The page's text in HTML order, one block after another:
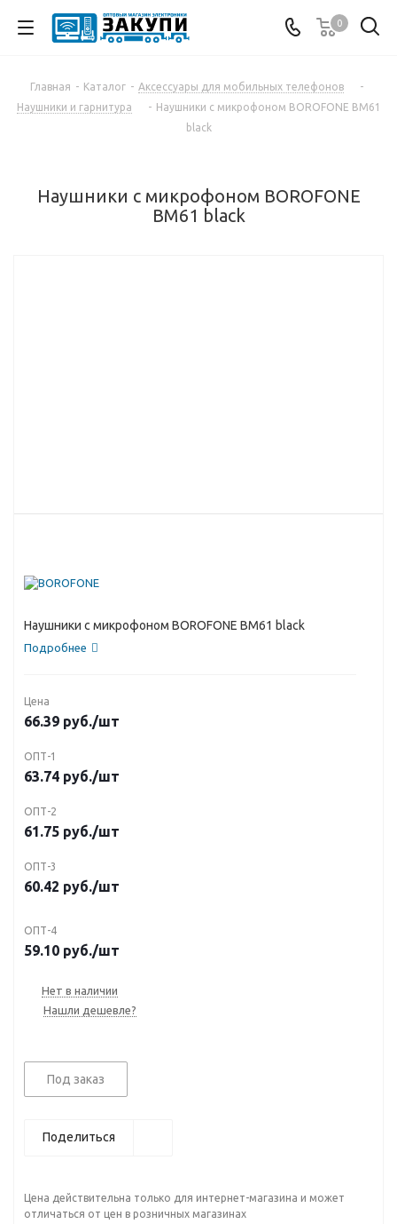
0
Главная - Каталог - Аксессуары для мобильных телефонов
-
Наушники и гарнитура
- Наушники с микрофоном BOROFONE BM61
black
Наушники с микрофоном BOROFONE
BM61 black
Наушники с микрофоном BOROFONE BM61 black
Подробнее
Цена
66.39 руб./шт
ОПТ-1
63.74 руб./шт
ОПТ-2
61.75 руб./шт
ОПТ-3
60.42 руб./шт
ОПТ-4
59.10 руб./шт
Нет в наличии
Нашли дешевле?
Под заказ
Поделиться
Цена действительна только для интернет-магазина и может
отличаться от цен в розничных магазинах